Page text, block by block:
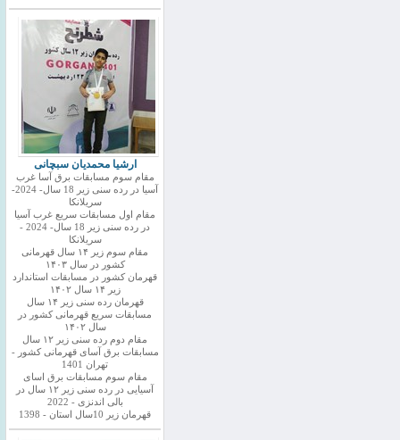
ارشیا محمدیان سبچانی
مقام سوم مسابقات برق آسا غرب
آسیا در رده سنی زیر 18 سال- 2024-
سریلانکا
مقام اول مسابقات سریع غرب آسیا
در رده سنی زیر 18 سال- 2024 -
سریلانکا
مقام سوم زیر ۱۴ سال قهرمانی
کشور در سال ۱۴۰۳
قهرمان کشور در مسابقات استاندارد
زیر ۱۴ سال ۱۴۰۲
قهرمان رده سنی زیر ۱۴ سال
مسابقات سریع قهرمانی کشور در
سال ۱۴۰۲
مقام دوم رده سنی زیر ۱۲ سال
مسابقات برق آسای قهرمانی کشور -
تهران 1401
مقام سوم مسابقات برق اسای
آسیایی در رده سنی زیر ۱۲ سال در
بالی اندنزی - 2022
قهرمان زیر 10سال استان - 1398